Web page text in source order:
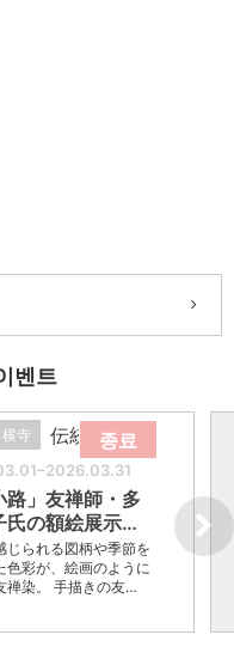
벤트
종료
寺 伝統芸能
路」友禅師・多
氏の額絵展示…
じられる図柄や季節を
色彩が、絵画のように
禅染。 手描きの友…